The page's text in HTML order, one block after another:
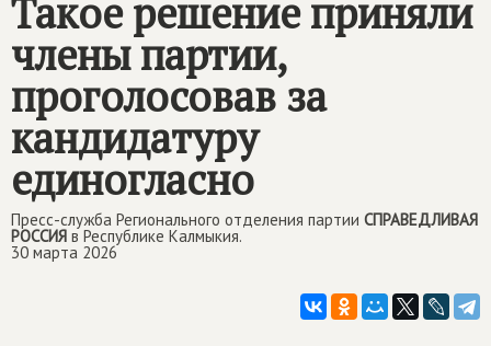
Такое решение приняли
члены партии,
проголосовав за
кандидатуру
единогласно
Пресс-служба Регионального отделения партии СПРАВЕДЛИВАЯ
РОССИЯ в Республике Калмыкия.
30 марта 2026